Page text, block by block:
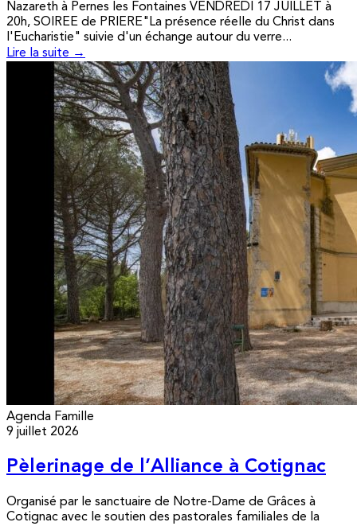
Nazareth à Pernes les Fontaines VENDREDI 17 JUILLET à
20h, SOIREE de PRIERE"La présence réelle du Christ dans
l'Eucharistie" suivie d'un échange autour du verre...
Lire la suite →
Agenda Famille
9 juillet 2026
Pèlerinage de l’Alliance à Cotignac
Organisé par le sanctuaire de Notre-Dame de Grâces à
Cotignac avec le soutien des pastorales familiales de la